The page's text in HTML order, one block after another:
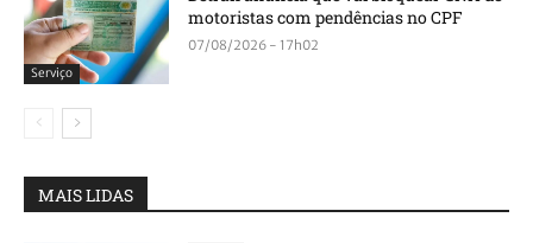
Serviço
motoristas com pendências no CPF
07/08/2026 - 17h02
MAIS LIDAS